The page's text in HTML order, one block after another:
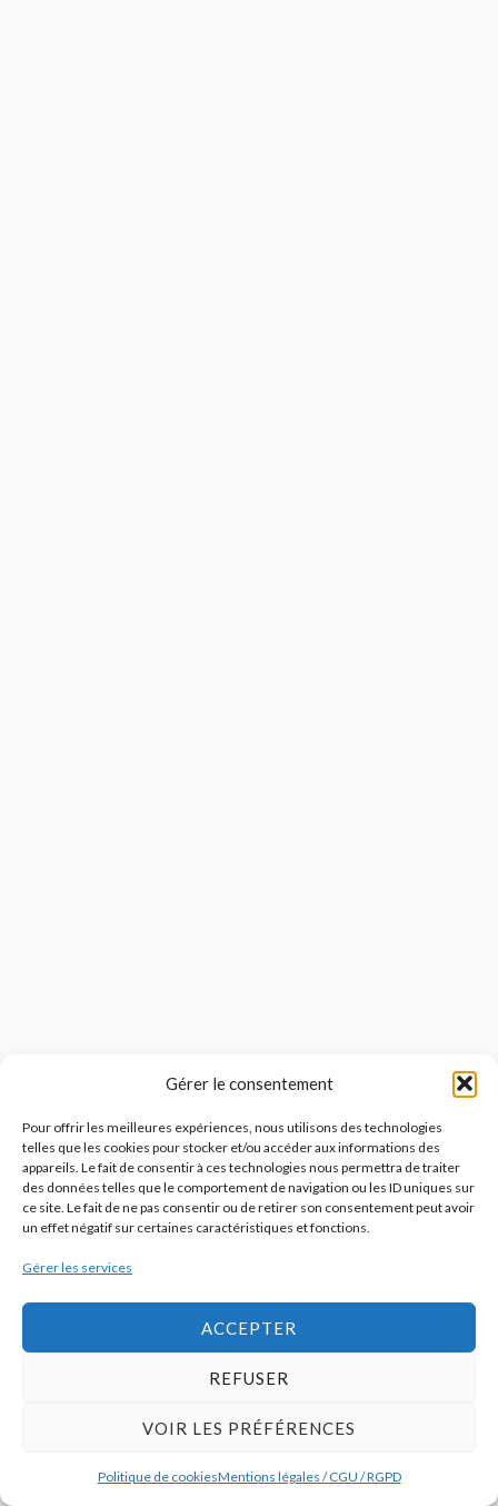
Gérer le consentement
Pour offrir les meilleures expériences, nous utilisons des technologies
telles que les cookies pour stocker et/ou accéder aux informations des
appareils. Le fait de consentir à ces technologies nous permettra de traiter
des données telles que le comportement de navigation ou les ID uniques sur
ce site. Le fait de ne pas consentir ou de retirer son consentement peut avoir
un effet négatif sur certaines caractéristiques et fonctions.
Gérer les services
ACCEPTER
REFUSER
VOIR LES PRÉFÉRENCES
Politique de cookiesMentions légales / CGU / RGPD